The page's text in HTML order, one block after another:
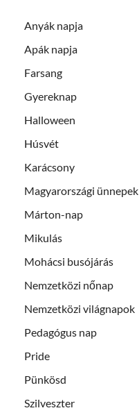
Anyák napja
Apák napja
Farsang
Gyereknap
Halloween
Húsvét
Karácsony
Magyarországi ünnepek
Márton-nap
Mikulás
Mohácsi busójárás
Nemzetközi nőnap
Nemzetközi világnapok
Pedagógus nap
Pride
Pünkösd
Szilveszter